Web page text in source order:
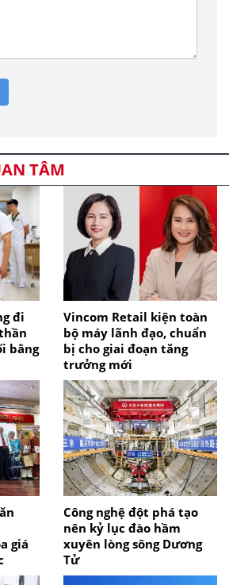
TÂM
đi
bằng
Vincom Retail kiện toàn
bộ máy lãnh đạo, chuẩn
bị cho giai đoạn tăng
trưởng mới
giá
Công nghệ đột phá tạo
nên kỷ lục đào hầm
xuyên lòng sông Dương
Tử